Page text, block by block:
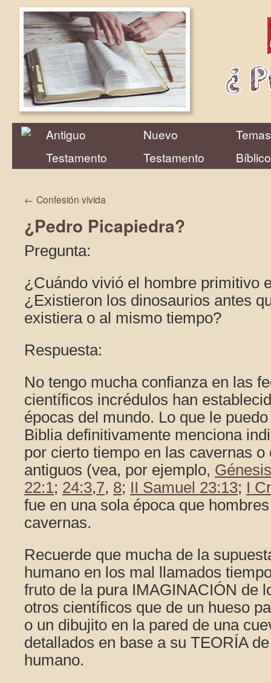
Antiguo
Testamento
Nuevo
Testamento
Temas
← Confesión vivida
¿Pedro Picapiedra?
Pregunta:
¿Cuándo vivió el hombre primitivo
¿Existieron los dinosaurios antes
existiera o al mismo tiempo?
Respuesta:
No tengo mucha confianza en las
científicos incrédulos han
épocas del mundo. Lo que le
Biblia definitivamente menciona
por cierto tiempo en las cavernas
antiguos (vea, por ejemplo,
22:1; 24:3,7, 8; II Samuel 23:13; I
fue en una sola época que
cavernas.
Recuerde que mucha de la
humano en los mal llamados
fruto de la pura IMAGINACIÓN de
otros científicos que de un hueso
o un dibujito en la pared de una
detallados en base a su TEORÍA
humano.